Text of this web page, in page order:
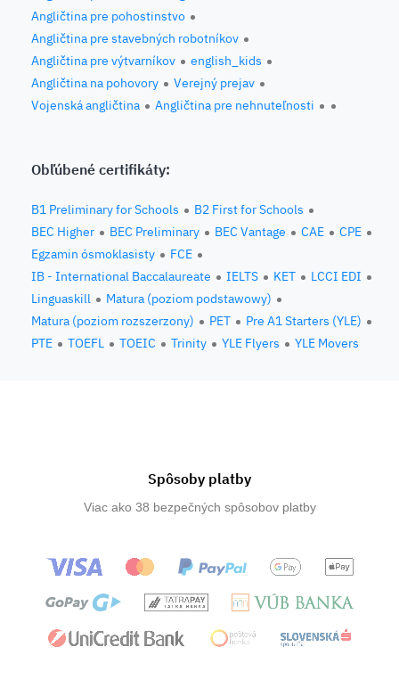
Angličtina pre pohostinstvo
Angličtina pre stavebných robotníkov
Angličtina pre výtvarníkov
english_kids
Angličtina na pohovory
Verejný prejav
Vojenská angličtina
Angličtina pre nehnuteľnosti
Obľúbené certifikáty:
B1 Preliminary for Schools
B2 First for Schools
BEC Higher
BEC Preliminary BEC Vantage CAE
CPE
Egzamin ósmoklasisty
FCE
IB - International Baccalaureate
IELTS KET
LCCI EDI
Linguaskill
Matura (poziom podstawowy)
Matura (poziom rozszerzony)
PET
Pre A1 Starters (YLE)
PTE
TOEFL TOEIC Trinity YLE Flyers YLE Movers
Spôsoby platby
Viac ako 38 bezpečných spôsobov platby